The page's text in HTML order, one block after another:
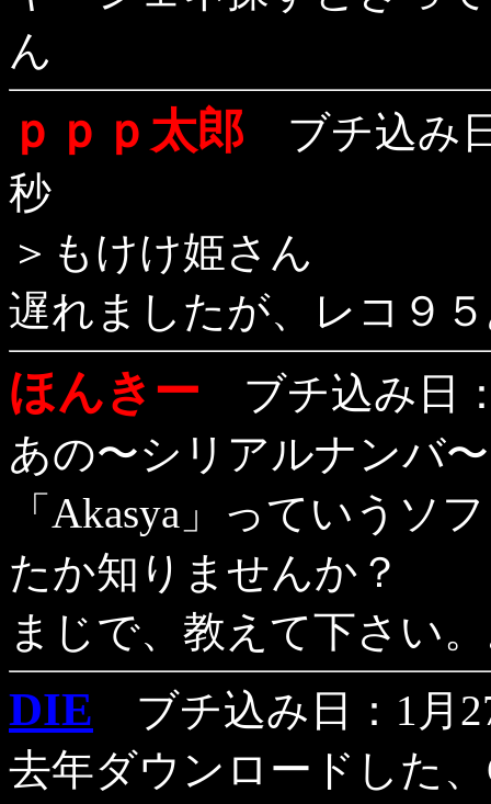
ん
ｐｐｐ太郎 ブチ込み
秒
＞もけけ姫さん
遅れましたが、レコ９
ほんきー ブチ込み日
あの〜シリアルナンバ
「Akasya」っていうソ
たか知りませんか？
まじで、教えて下さい
DIE ブチ込み日：1月
去年ダウンロードした